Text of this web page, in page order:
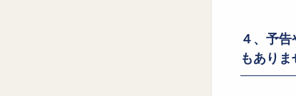
４、予
もありま